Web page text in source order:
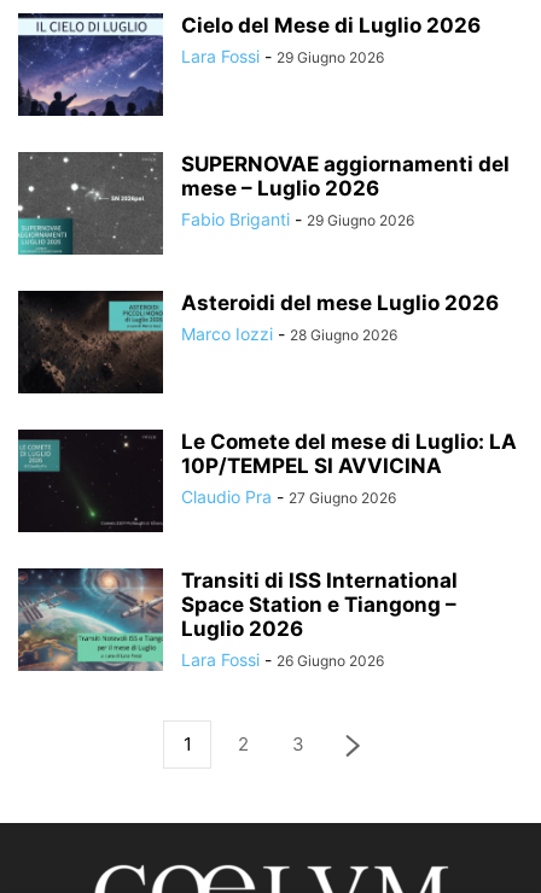
Cielo del Mese di Luglio 2026
Lara Fossi - 29 Giugno 2026
SUPERNOVAE aggiornamenti del
mese – Luglio 2026
Fabio Briganti - 29 Giugno 2026
Asteroidi del mese Luglio 2026
Marco Iozzi - 28 Giugno 2026
Le Comete del mese di Luglio: LA
10P/TEMPEL SI AVVICINA
Claudio Pra - 27 Giugno 2026
Transiti di ISS International
Space Station e Tiangong –
Luglio 2026
Lara Fossi - 26 Giugno 2026
1 2 3